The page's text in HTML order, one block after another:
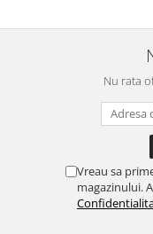
Nu rata
Vreau sa
magazinului.